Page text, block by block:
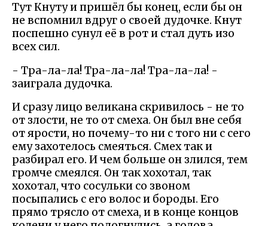
Тут Кнуту и пришёл бы конец, если бы он
не вспомнил вдруг о своей дудочке. Кнут
поспешно сунул её в рот и стал дуть изо
всех сил.
- Тра-ла-ла! Тра-ла-ла! Тра-ла-ла! -
заиграла дудочка.
И сразу лицо великана скривилось - не то
от злости, не то от смеха. Он был вне себя
от ярости, но почему-то ни с того ни с сего
ему захотелось смеяться. Смех так и
разбирал его. И чем больше он злился, тем
громче смеялся. Он так хохотал, так
хохотал, что сосульки со звоном
посыпались с его волос и бороды. Его
прямо трясло от смеха, и в конце концов